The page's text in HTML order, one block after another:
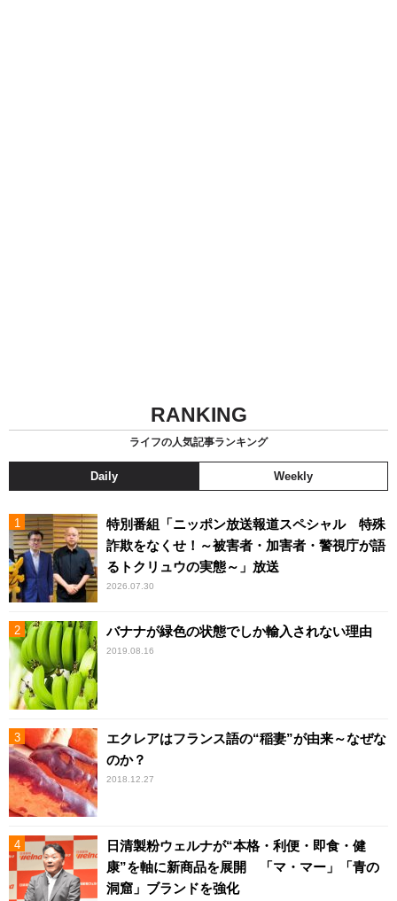
RANKING
ライフの人気記事ランキング
Daily Weekly
特別番組「ニッポン放送報道スペシャル 特殊
詐欺をなくせ！～被害者・加害者・警視庁が語
るトクリュウの実態～」放送
2026.07.30
バナナが緑色の状態でしか輸入されない理由
2019.08.16
エクレアはフランス語の“稲妻”が由来～なぜな
のか？
2018.12.27
日清製粉ウェルナが“本格・利便・即食・健
康”を軸に新商品を展開 「マ・マー」「青の
洞窟」ブランドを強化